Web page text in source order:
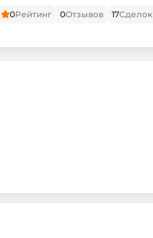
0Рейтинг 0Отзывов 17Сделок